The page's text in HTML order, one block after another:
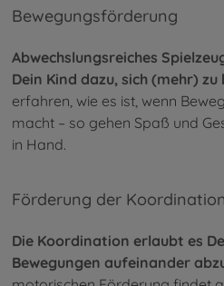
Bewegungsförderung
Abwechslungsreiches
Dein Kind dazu, sich (mehr) zu
erfahren, wie es ist, wenn
macht – so gehen Spaß und
in Hand.
Förderung der Koordination
Die Koordination erlaubt es
Bewegungen aufeinander